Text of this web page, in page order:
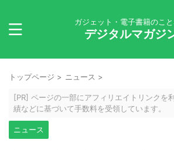
ガジェット・電子書籍のこ
デジタルマガジ
トップページ > ニュース >
[PR] ページの一部にアフィリエイトリンクを
績などに基づいて手数料を受領しています。
ニュース